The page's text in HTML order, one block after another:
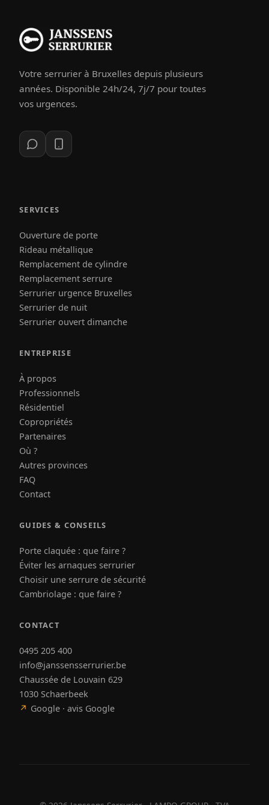
Votre serrurier à Bruxelles depuis plusieurs
années. Disponible 24h/24, 7j/7 pour toutes
vos urgences.
SERVICES
Ouverture de porte
Rideau métallique
Remplacement de cylindre
Remplacement serrure
Serrurier urgence Bruxelles
Serrurier de nuit
Serrurier ouvert dimanche
ENTREPRISE
À propos
Professionnels
Résidentiel
Copropriétés
Partenaires
Où ?
Autres provinces
FAQ
Contact
GUIDES & CONSEILS
Porte claquée : que faire ?
Éviter les arnaques serrurier
Choisir une serrure de sécurité
Cambriolage : que faire ?
CONTACT
0495 205 400
info@janssensserrurier.be
Chaussée de Louvain 629
1030 Schaerbeek
↗ Google · avis Google